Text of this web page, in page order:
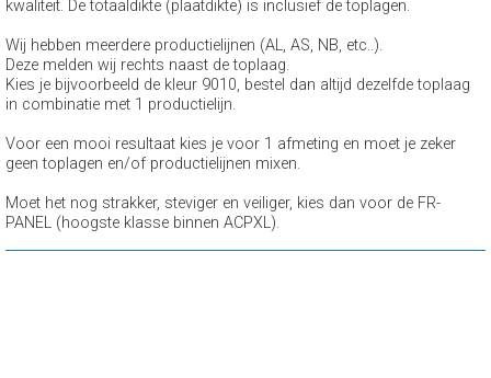
kwaliteit. De totaaldikte (plaatdikte) is inclusief de toplagen.
Wij hebben meerdere productielijnen (AL, AS, NB, etc..).
Deze melden wij rechts naast de toplaag.
Kies je bijvoorbeeld de kleur 9010, bestel dan altijd dezelfde toplaag
in combinatie met 1 productielijn.
Voor een mooi resultaat kies je voor 1 afmeting en moet je zeker
geen toplagen en/of productielijnen mixen.
Moet het nog strakker, steviger en veiliger, kies dan voor de FR-
PANEL (hoogste klasse binnen ACPXL).